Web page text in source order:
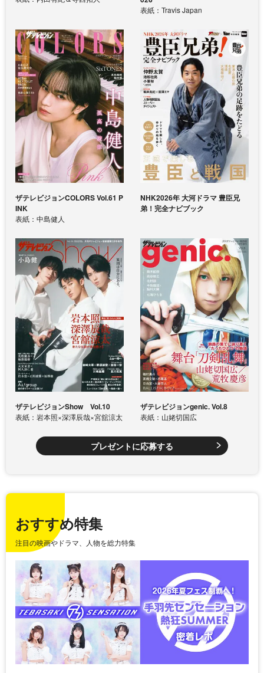
表紙：Travis Japan
ザテレビジョンCOLORS Vol.61 P
INK
表紙：中島健人
NHK2026年 大河ドラマ 豊臣兄
弟！完全ナビブック
ザテレビジョンShow Vol.10
表紙：岩本照×深澤辰哉×宮舘涼太
ザテレビジョンgenic. Vol.8
表紙：山姥切国広
プレゼントに応募する
おすすめ特集
注目の映画やドラマ、人物を総力特集